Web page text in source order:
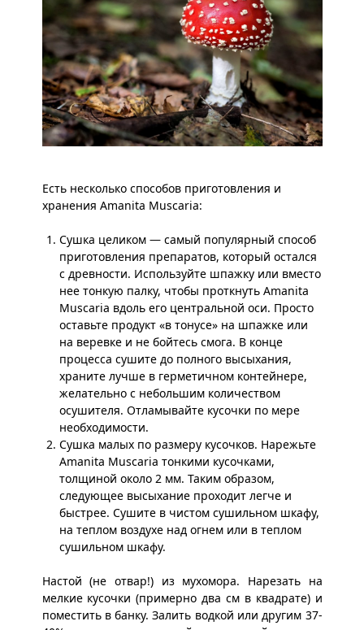
Есть несколько способов приготовления и
хранения Amanita Muscaria:
Сушка целиком — самый популярный способ
приготовления препаратов, который остался
с древности. Используйте шпажку или вместо
нее тонкую палку, чтобы проткнуть Amanita
Muscaria вдоль его центральной оси. Просто
оставьте продукт «в тонусе» на шпажке или
на веревке и не бойтесь смога. В конце
процесса сушите до полного высыхания,
храните лучше в герметичном контейнере,
желательно с небольшим количеством
осушителя. Отламывайте кусочки по мере
необходимости.
Сушка малых по размеру кусочков. Нарежьте
Amanita Muscaria тонкими кусочками,
толщиной около 2 мм. Таким образом,
следующее высыхание проходит легче и
быстрее. Сушите в чистом сушильном шкафу,
на теплом воздухе над огнем или в теплом
сушильном шкафу.
Настой (не отвар!) из мухомора. Нарезать на
мелкие кусочки (примерно два см в квадрате) и
поместить в банку. Залить водкой или другим 37-